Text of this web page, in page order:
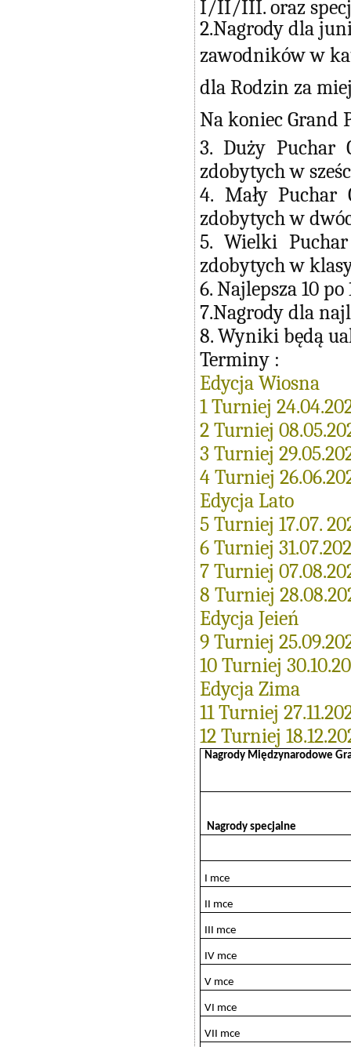
I/II/III. oraz
2.Nagrody dla
zawodników w
dla Rodzin za
Na koniec Grand
3. Duży Puchar
zdobytych w
4. Mały
zdobytych w
5. Wielki
zdobytych w
6. Najlepsza 10
7.Nagrody dla
8. Wyniki będą
Terminy :
Edycja Wiosna
1 Turniej
2 Turniej
3 Turniej
4 Turniej
Edycja Lato
5 Turniej 17.07.
6 Turniej
7 Turniej
8 Turniej
Edycja Jeień
9 Turniej
10 Turniej
Edycja Zima
11 Turniej
12 Turniej
Nagrody Międzynarodowe
Nagrody specjalne
I mce
II mce
III mce
IV mce
V mce
VI mce
VII mce